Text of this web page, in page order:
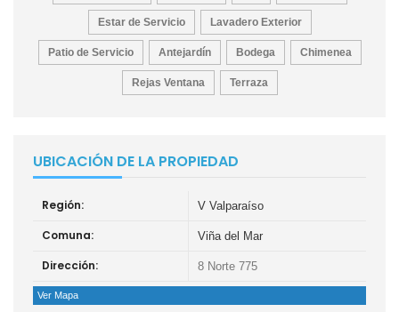
Estar de Servicio Lavadero Exterior
Patio de Servicio Antejardín Bodega Chimenea
Rejas Ventana Terraza
UBICACIÓN DE LA PROPIEDAD
Región: V Valparaíso
Comuna: Viña del Mar
Dirección: 8 Norte 775
Ver Mapa